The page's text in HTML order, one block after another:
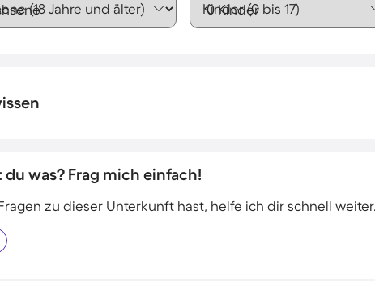
(18 Jahre und älter) Kinder (0 bis 17)
du was? Frag mich einfach!
zu dieser Unterkunft hast, helfe ich dir schnell weiter.